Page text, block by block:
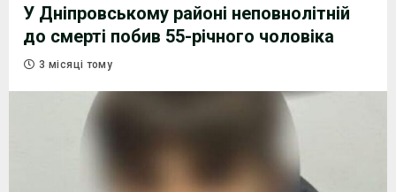
У Дніпровському районі неповнолітній
до смерті побив 55-річного чоловіка
3 місяці тому